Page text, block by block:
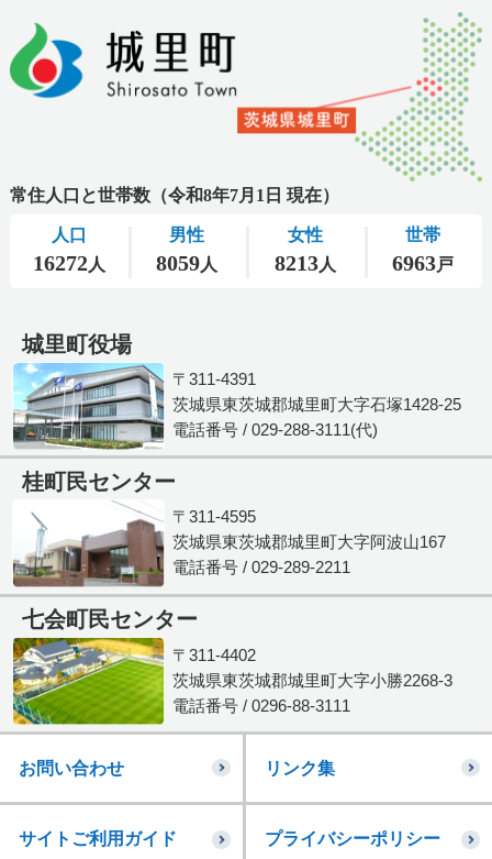
城里町役場
〒311-4391
茨城県東茨城郡城里町大字石塚1428-25
電話番号 / 029-288-3111(代)
桂町民センター
〒311-4595
茨城県東茨城郡城里町大字阿波山167
電話番号 / 029-289-2211
七会町民センター
〒311-4402
茨城県東茨城郡城里町大字小勝2268-3
電話番号 / 0296-88-3111
お問い合わせ リンク集
サイトご利用ガイド プライバシーポリシー